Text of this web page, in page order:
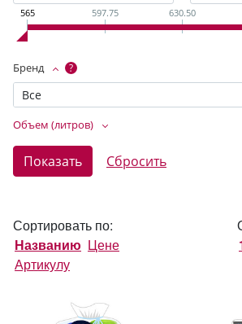
565 597.75 630.50
Бренд ?
Все
Объем (литров)
Сортировать по:
Названию Цене
Артикулу